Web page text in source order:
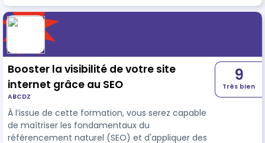
référencement d'un site Internet. Chaque
formation est proposée en INTER et elle s'adapte
au besoin de chaque stagiaire. Elle est composée
de 18 heures de formation avec un fo…
Booster la visibilité de votre site
internet grâce au SEO
ABCDZ
À l’issue de cette formation, vous serez capable
de maîtriser les fondamentaux du
référencement naturel (SEO) et d'appliquer des
9
Très bien